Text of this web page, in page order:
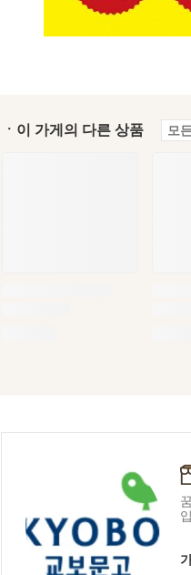
ㆍ이 가게의 다른 상품 모